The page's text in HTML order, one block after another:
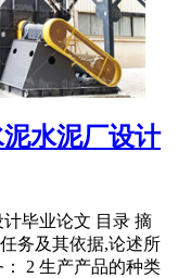
泥水泥厂设计
计毕业论文 目录 摘
务及其依据,论述所
2 生产产品的种类